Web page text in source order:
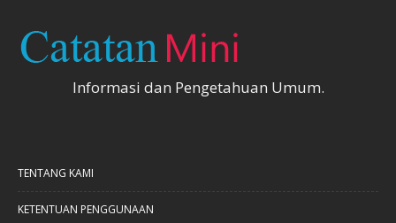
Informasi dan Pengetahuan Umum.
TENTANG KAMI
KETENTUAN PENGGUNAAN